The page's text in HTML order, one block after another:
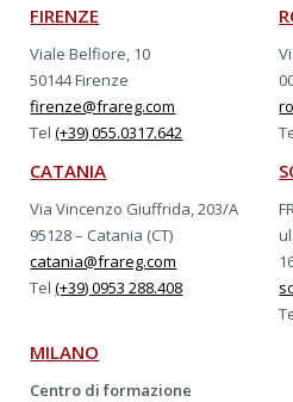
FIRENZE
Viale Belfiore, 10
50144 Firenze
firenze@frareg.com
Tel(+39) 055.0317.642
CATANIA
Via Vincenzo Giuffrida, 203/A
95128 – Catania (CT)
catania@frareg.com
Tel(+39) 0953 288.408
MILANO
Centro di formazione